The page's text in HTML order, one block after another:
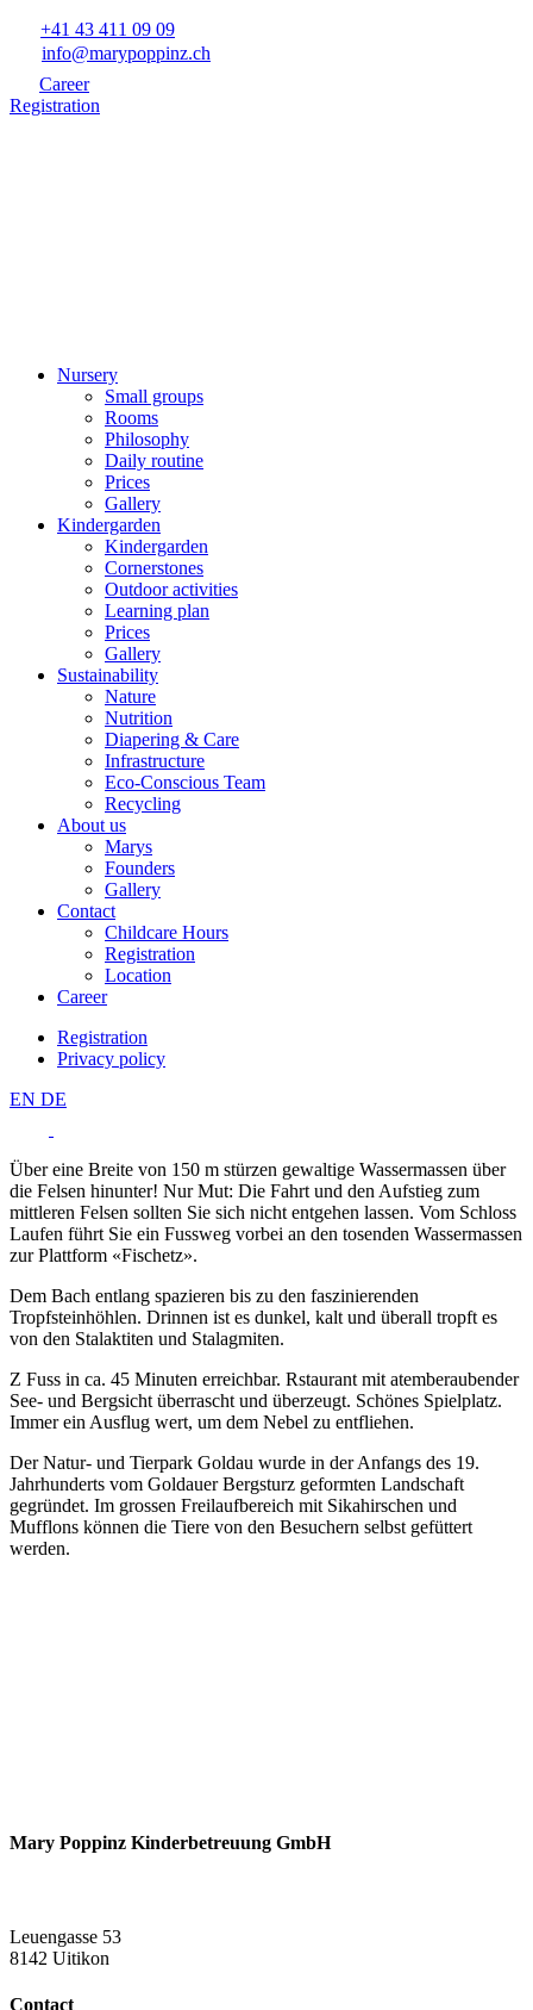
+41 43 411 09 09
info@marypoppinz.ch
Career
Registration
Nursery
Small groups
Rooms
Philosophy
Daily routine
Prices
Gallery
Kindergarden
Kindergarden
Cornerstones
Outdoor activities
Learning plan
Prices
Gallery
Sustainability
Nature
Nutrition
Diapering & Care
Infrastructure
Eco-Conscious Team
Recycling
About us
Marys
Founders
Gallery
Contact
Childcare Hours
Registration
Location
Career
Registration
Privacy policy
EN DE
Über eine Breite von 150 m stürzen gewaltige Wassermassen über
die Felsen hinunter! Nur Mut: Die Fahrt und den Aufstieg zum
mittleren Felsen sollten Sie sich nicht entgehen lassen. Vom Schloss
Laufen führt Sie ein Fussweg vorbei an den tosenden Wassermassen
zur Plattform «Fischetz».
Dem Bach entlang spazieren bis zu den faszinierenden
Tropfsteinhöhlen. Drinnen ist es dunkel, kalt und überall tropft es
von den Stalaktiten und Stalagmiten.
Z Fuss in ca. 45 Minuten erreichbar. Rstaurant mit atemberaubender
See- und Bergsicht überrascht und überzeugt. Schönes Spielplatz.
Immer ein Ausflug wert, um dem Nebel zu entfliehen.
Der Natur- und Tierpark Goldau wurde in der Anfangs des 19.
Jahrhunderts vom Goldauer Bergsturz geformten Landschaft
gegründet. Im grossen Freilaufbereich mit Sikahirschen und
Mufflons können die Tiere von den Besuchern selbst gefüttert
werden.
Mary Poppinz Kinderbetreuung GmbH
Leuengasse 53
8142 Uitikon
Contact